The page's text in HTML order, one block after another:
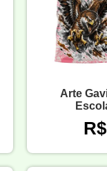
Arte